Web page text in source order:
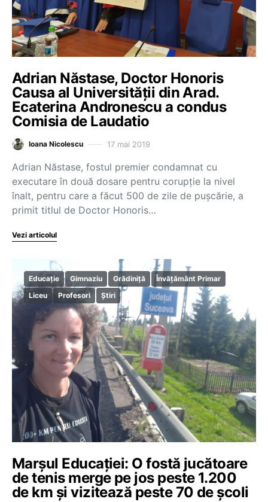
Adrian Năstase, Doctor Honoris
Causa al Universității din Arad.
Ecaterina Andronescu a condus
Comisia de Laudatio
Ioana Nicolescu 17 mai 2019
Adrian Năstase, fostul premier condamnat cu
executare în două dosare pentru corupţie la nivel
înalt, pentru care a făcut 500 de zile de pușcărie, a
primit titlul de Doctor Honoris…
Vezi articolul
Educație Gimnaziu Grădiniță
Învățământ Primar
Liceu
Profesori Știri
Marșul Educației: O fostă jucătoare
de tenis merge pe jos peste 1.200
de km și vizitează peste 70 de școli